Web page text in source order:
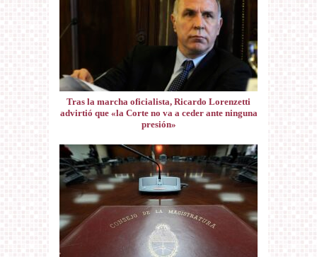
Tras la marcha oficialista, Ricardo Lorenzetti
advirtió que «la Corte no va a ceder ante ninguna
presión»